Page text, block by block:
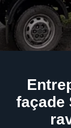
façade